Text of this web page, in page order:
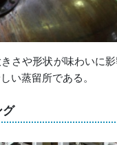
さや形状が味わいに
い蒸留所である。
グ